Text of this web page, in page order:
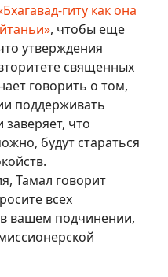
гиту как она
, чтобы еще
утверждения
священных
говорить о том,
поддерживать
заверяет, что
будут стараться
Тамал говорит
всех
вашем подчинении,